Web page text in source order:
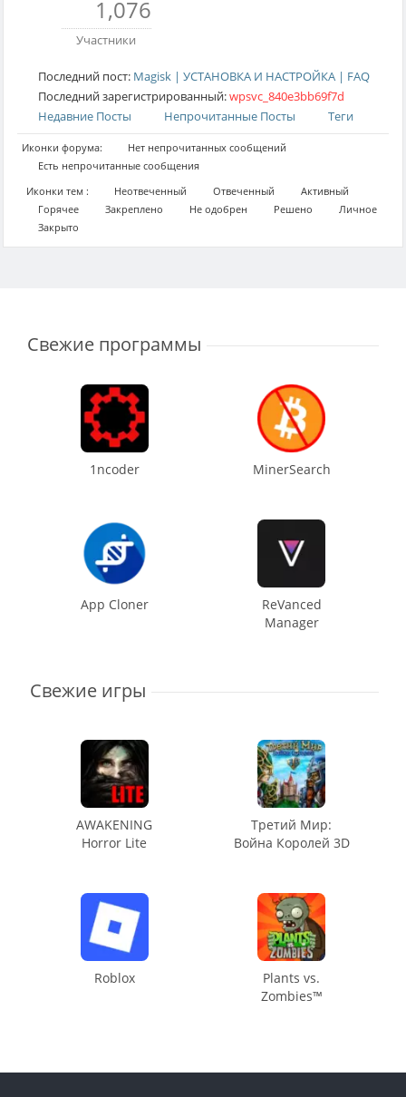
1,076
Участники
Последний пост: Magisk | УСТАНОВКА И НАСТРОЙКА | FAQ
Последний зарегистрированный:wpsvc_840e3bb69f7d
Недавние Посты
Непрочитанные Посты Теги
Иконки форума:
Нет непрочитанных сообщений
Есть непрочитанные сообщения
Иконки тем :
Неотвеченный Отвеченный
Активный
Горячее
Закреплено Не одобрен Решено
Личное
Закрыто
Свежие программы
1ncoder MinerSearch
App Cloner
ReVanced
Manager
Свежие игры
AWAKENING
Horror Lite
Третий Мир:
Война Королей 3D
Roblox
Plants vs.
Zombies™